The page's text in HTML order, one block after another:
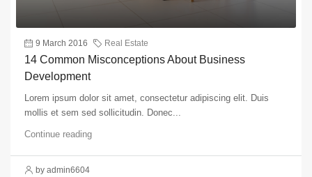
9 March 2016 Real Estate
14 Common Misconceptions About Business
Development
Lorem ipsum dolor sit amet, consectetur adipiscing elit. Duis
mollis et sem sed sollicitudin. Donec...
Continue reading
by admin6604